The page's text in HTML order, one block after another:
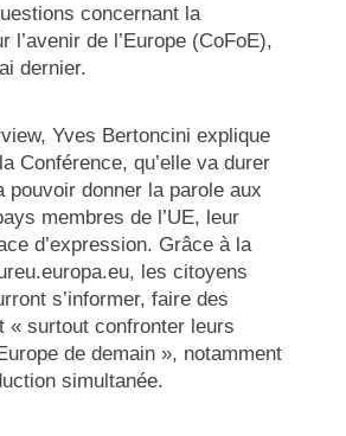
concernant la
l’avenir de l’Europe (CoFoE),
dernier.
Yves Bertoncini explique
Conférence, qu’elle va durer
pouvoir donner la parole aux
membres de l’UE, leur
d’expression. Grâce à la
les citoyens
s’informer, faire des
« surtout confronter leurs
de demain », notamment
simultanée.